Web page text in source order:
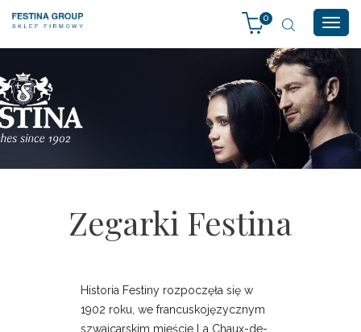
0
Zegarki Festina
Historia Festiny rozpoczęła się w
1902 roku, we francuskojęzycznym
szwajcarskim mieście La Chaux-de-